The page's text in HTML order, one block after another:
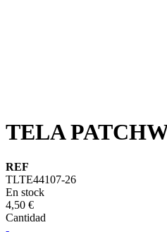
TELA
REF
TLTE44107-26
En stock
4,50 €
Cantidad